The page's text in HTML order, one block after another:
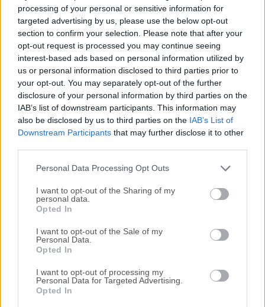
processing of your personal or sensitive information for
targeted advertising by us, please use the below opt-out
section to confirm your selection. Please note that after your
opt-out request is processed you may continue seeing
interest-based ads based on personal information utilized by
us or personal information disclosed to third parties prior to
your opt-out. You may separately opt-out of the further
disclosure of your personal information by third parties on the
IAB’s list of downstream participants. This information may
also be disclosed by us to third parties on the IAB’s List of
Downstream Participants that may further disclose it to other
Personal Data Processing Opt Outs
I want to opt-out of the Sharing of my
personal data.
Opted In
I want to opt-out of the Sale of my
Personal Data.
Opted In
I want to opt-out of processing my
Personal Data for Targeted Advertising.
Opted In
ficción de Capcom, construido alrededor de un fuerte
gancho narrativo, un escenario futurista y un inteligente
sistema de combate con dos personajes. La historia sigue
a Hugh y Diana mientras intentan escapar de una fría
instalación de investigación lunar controlada por una IA
hostil.Capcom cataloga oficialmente el juego como una
aventura de acción y ciencia ficción para un solo jugador
para PC y plataformas de generación actual.El juego
destaca porque no se juega como un shooter en tercera
persona estándar.Hugh se encarga del movimiento, los
disparos, la evasión y el combate directo, mientras que
Diana lo apoya con hab...
Lee mas »